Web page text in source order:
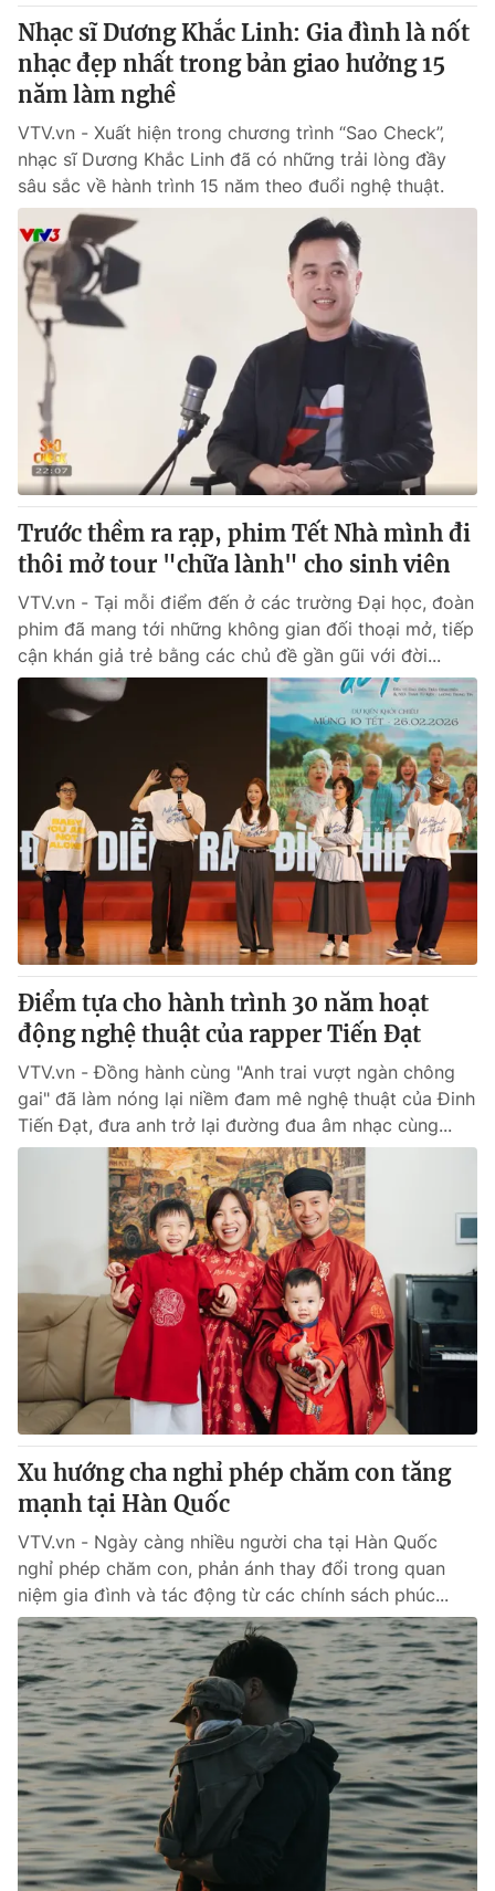
VTV9 VTV8
Liên hệ tòa soạn
THỜI BÁO VTV
Theo dõi báo trên
Cơ quan chủ quản:
Đài Truyền hình Việt Nam
Cơ quan báo chí:
Thời báo VTV
Giấy phép hoạt động báo in và báo điện tử số 483/GP-BTTTT
cấp ngày 29/12/2023
Tổng Biên tập:
Vũ Thanh Thủy
Phó Tổng Biên tập:Nguyễn Thị Mỹ Hạnh, Phạm Quốc Thắng,
Nguyễn Trọng Ninh
Tổng đài VTV:024.38 355 931 - 024.38 355 932
Ðiện thoại Thời báo VTV:
024.66 897 897
Email: toasoan@vtv.vn
Liên hệ quảng cáo:024-7300.7108
® Cấm sao chép dưới mọi hình thức nếu không có sự chấp
thuận bằng văn bản. Ghi rõ nguồn VTV.vn khi phát hành lại
thông tin từ website này.
Nhạc sĩ Dương Khắc Linh: Gia đình là nốt
nhạc đẹp nhất trong bản giao hưởng 15
năm làm nghề
VTV.vn - Xuất hiện trong chương trình “Sao Check”,
nhạc sĩ Dương Khắc Linh đã có những trải lòng đầy
sâu sắc về hành trình 15 năm theo đuổi nghệ thuật.
Trước thềm ra rạp, phim Tết Nhà mình đi
thôi mở tour "chữa lành" cho sinh viên
VTV.vn - Tại mỗi điểm đến ở các trường Đại học, đoàn
phim đã mang tới những không gian đối thoại mở, tiếp
cận khán giả trẻ bằng các chủ đề gần gũi với đời...
Điểm tựa cho hành trình 30 năm hoạt
động nghệ thuật của rapper Tiến Đạt
VTV.vn - Đồng hành cùng "Anh trai vượt ngàn chông
gai" đã làm nóng lại niềm đam mê nghệ thuật của Đinh
Tiến Đạt, đưa anh trở lại đường đua âm nhạc cùng...
Xu hướng cha nghỉ phép chăm con tăng
mạnh tại Hàn Quốc
VTV.vn - Ngày càng nhiều người cha tại Hàn Quốc
nghỉ phép chăm con, phản ánh thay đổi trong quan
niệm gia đình và tác động từ các chính sách phúc...